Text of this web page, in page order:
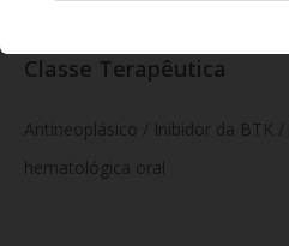
Classe Terapêutica
Antineoplásico / Inibidor da BTK
hematológica oral